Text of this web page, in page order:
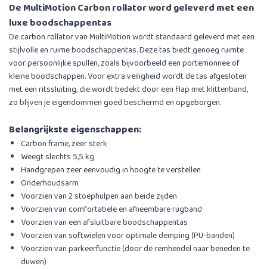
De MultiMotion Carbon rollator word geleverd met een
luxe boodschappentas
De carbon rollator van MultiMotion wordt standaard geleverd met een
stijlvolle en ruime boodschappentas. Deze tas biedt genoeg ruimte
voor persoonlijke spullen, zoals bijvoorbeeld een portemonnee of
kleine boodschappen. Voor extra veiligheid wordt de tas afgesloten
met een ritssluiting, die wordt bedekt door een flap met klittenband,
zo blijven je eigendommen goed beschermd en opgeborgen.
Belangrijkste eigenschappen:
Carbon frame, zeer sterk
Weegt slechts 5,5 kg
Handgrepen zeer eenvoudig in hoogte te verstellen
Onderhoudsarm
Voorzien van 2 stoephulpen aan beide zijden
Voorzien van comfortabele en afneembare rugband
Voorzien van een afsluitbare boodschappentas
Voorzien van softwielen voor optimale demping (PU-banden)
​Voorzien van parkeerfunctie (door de remhendel naar beneden te
duwen)